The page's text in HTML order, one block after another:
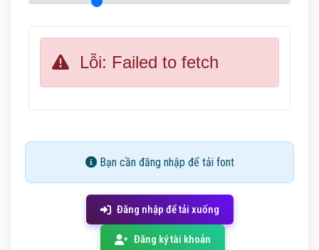
Lỗi: Failed to fetch
Bạn cần đăng nhập để tải font
Đăng nhập để tải xuống
Đăng ký tài khoản